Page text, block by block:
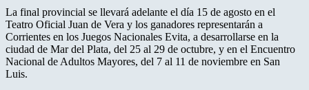
La final provincial se llevará adelante el día 15 de agosto en el
Teatro Oficial Juan de Vera y los ganadores representarán a
Corrientes en los Juegos Nacionales Evita, a desarrollarse en la
ciudad de Mar del Plata, del 25 al 29 de octubre, y en el Encuentro
Nacional de Adultos Mayores, del 7 al 11 de noviembre en San
Luis.